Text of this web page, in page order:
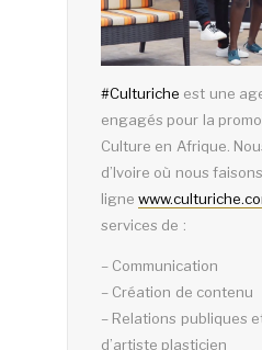
#Culturiche est une
engagés pour la
Culture en Afrique.
d’Ivoire où nous
ligne
services de :
– Communication
– Création de contenu
– Relations publiques
d’artiste plasticien